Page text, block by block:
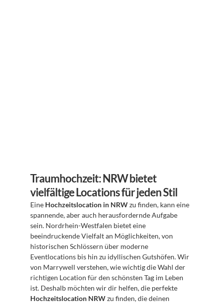
Traumhochzeit: NRW bietet
vielfältige Locations für jeden Stil
Eine Hochzeitslocation in NRW zu finden, kann eine
spannende, aber auch herausfordernde Aufgabe
sein. Nordrhein-Westfalen bietet eine
beeindruckende Vielfalt an Möglichkeiten, von
historischen Schlössern über moderne
Eventlocations bis hin zu idyllischen Gutshöfen. Wir
von Marrywell verstehen, wie wichtig die Wahl der
richtigen Location für den schönsten Tag im Leben
Hochzeitslocation NRW zu finden, die deinen